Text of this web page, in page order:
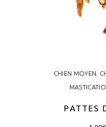
CHIEN MOYEN
PATTES